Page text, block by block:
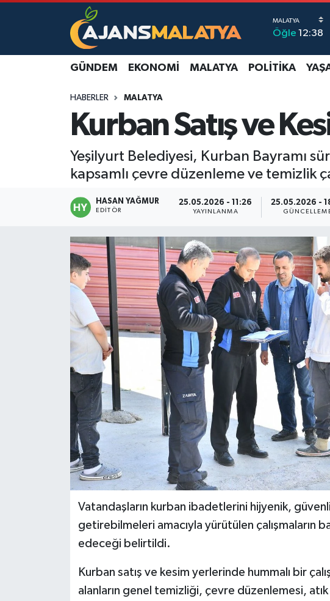
Öğle 12:38
GÜNDEM EKONOMI MALATYA POLITIKA
HABERLER MALATYA
Kurban Satış ve
Yeşilyurt Belediyesi, Kurban Bayramı
kapsamlı çevre düzenleme ve temizlik
HASAN YAĞMUR
EDITÖR
25.05.2026 - 11:26
YAYINLANMA
25.05.2026 -
Vatandaşların kurban ibadetlerini hijyenik,
getirebilmeleri amacıyla yürütülen çalışmaların
edeceği belirtildi.
Kurban satış ve kesim yerlerinde hummalı bir
alanların genel temizliği, çevre düzenlemesi,
Gündem
Magazin
Teknoloji
Malatya Nöbetçi Eczaneler
TFF 3.Lig 2.Grup Puan Durumu ve Fikstür
Tüm Manşetler
Haber Arşivi